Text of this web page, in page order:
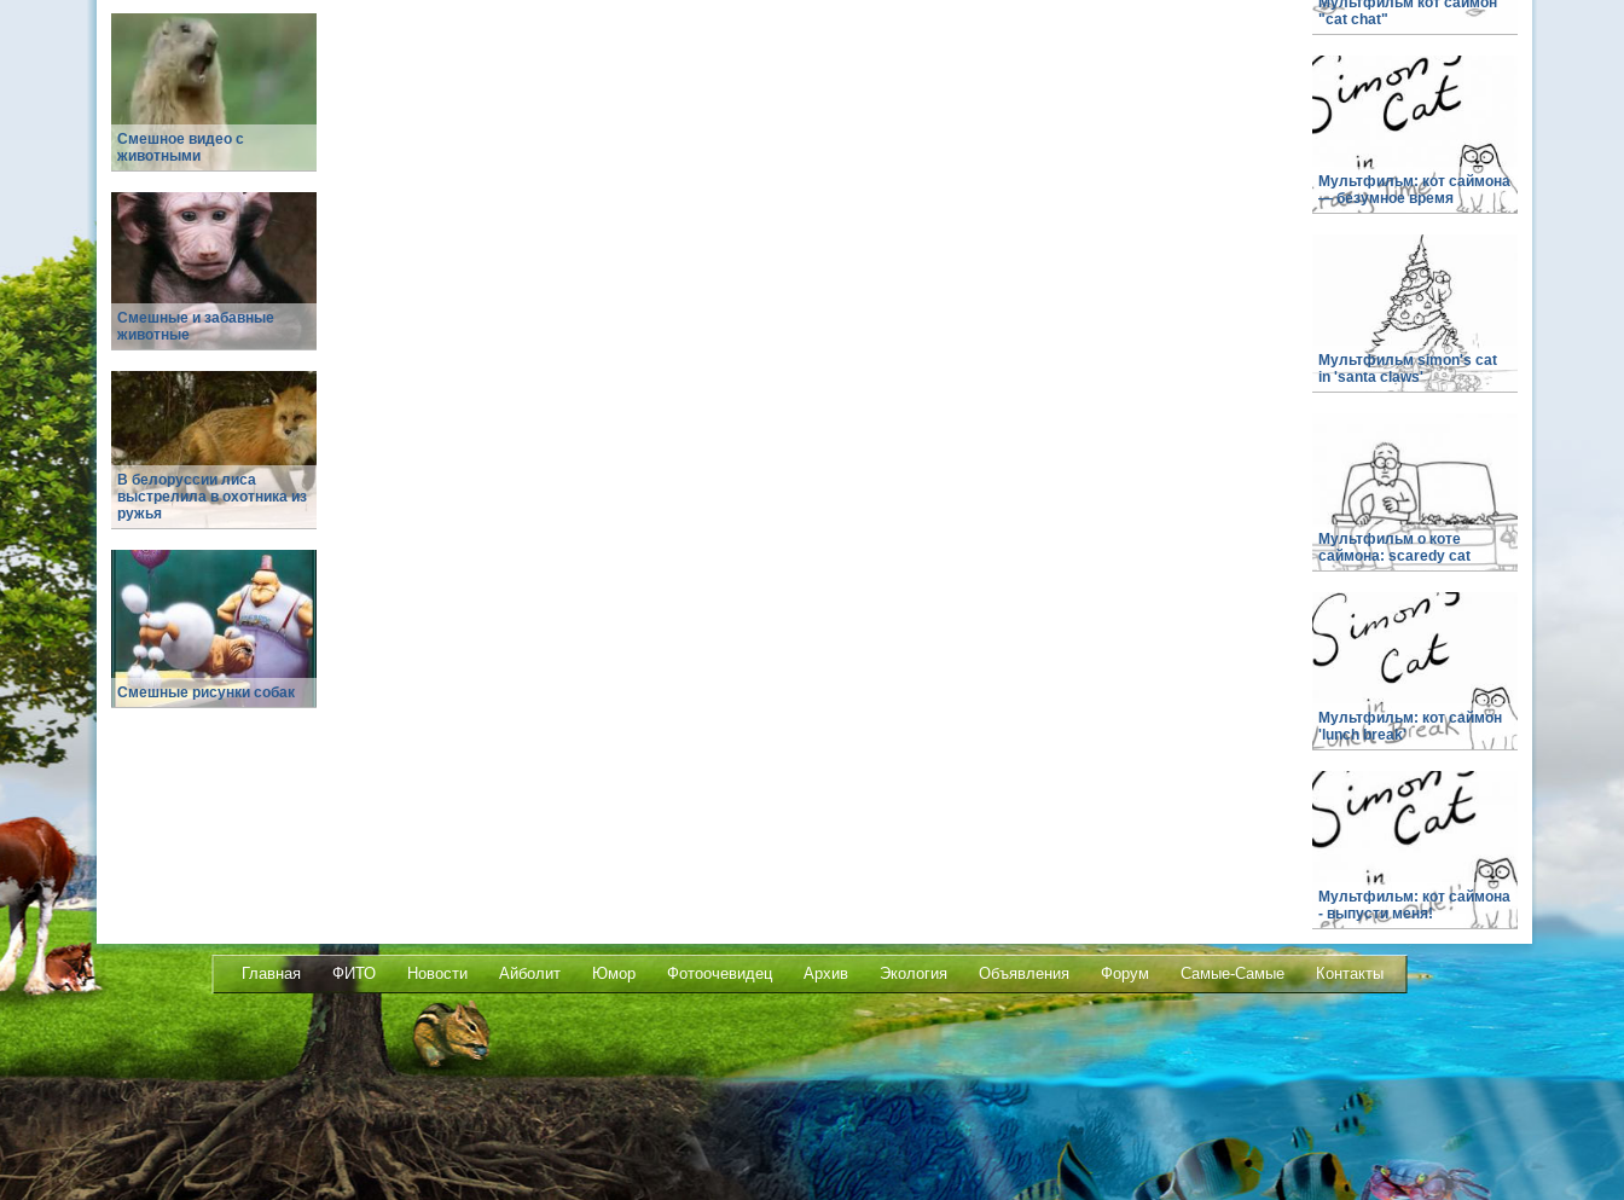
Смешное видео с
животными
Смешные и забавные
животные
В белоруссии лиса
выстрелила в охотника из
ружья
Смешные рисунки собак
"cat chat"
Мультфильм: кот саймона
— безумное время
Мультфильм simon's cat
in 'santa claws'
Мультфильм о коте
саймона: scaredy cat
Мультфильм: кот саймон
'lunch break'
Мультфильм: кот саймона
- выпусти меня!
Главная ФИТО Новости Айболит Юмор Фотоочевидец Архив Экология Объявления Форум Самые-Самые Контакты